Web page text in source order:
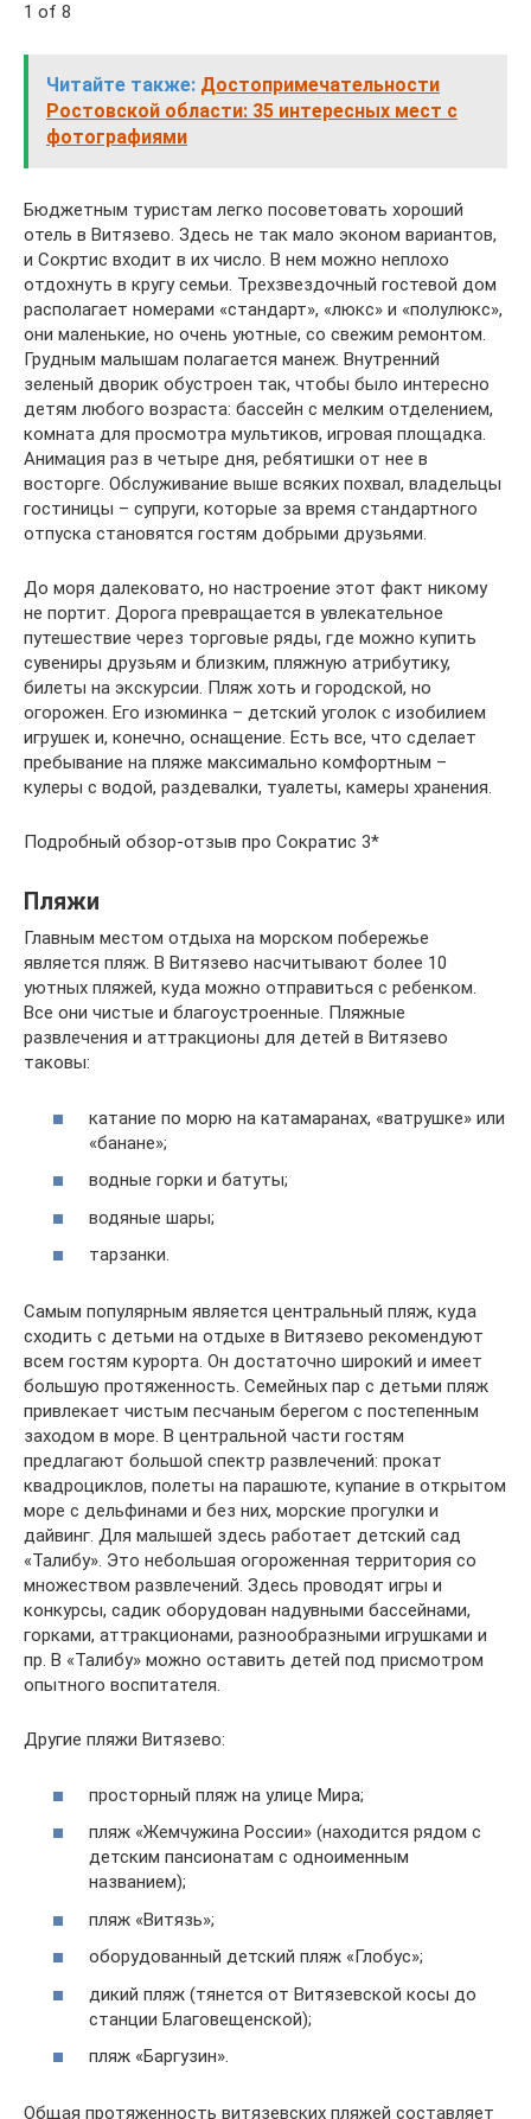
1 of 8
Читайте также: Достопримечательности
Ростовской области: 35 интересных мест с
фотографиями
Бюджетным туристам легко посоветовать хороший
отель в Витязево. Здесь не так мало эконом вариантов,
и Сокртис входит в их число. В нем можно неплохо
отдохнуть в кругу семьи. Трехзвездочный гостевой дом
располагает номерами «стандарт», «люкс» и «полулюкс»,
они маленькие, но очень уютные, со свежим ремонтом.
Грудным малышам полагается манеж. Внутренний
зеленый дворик обустроен так, чтобы было интересно
детям любого возраста: бассейн с мелким отделением,
комната для просмотра мультиков, игровая площадка.
Анимация раз в четыре дня, ребятишки от нее в
восторге. Обслуживание выше всяких похвал, владельцы
гостиницы – супруги, которые за время стандартного
отпуска становятся гостям добрыми друзьями.
До моря далековато, но настроение этот факт никому
не портит. Дорога превращается в увлекательное
путешествие через торговые ряды, где можно купить
сувениры друзьям и близким, пляжную атрибутику,
билеты на экскурсии. Пляж хоть и городской, но
огорожен. Его изюминка – детский уголок с изобилием
игрушек и, конечно, оснащение. Есть все, что сделает
пребывание на пляже максимально комфортным –
кулеры с водой, раздевалки, туалеты, камеры хранения.
Подробный обзор-отзыв про Сократис 3*
Пляжи
Главным местом отдыха на морском побережье
является пляж. В Витязево насчитывают более 10
уютных пляжей, куда можно отправиться с ребенком.
Все они чистые и благоустроенные. Пляжные
развлечения и аттракционы для детей в Витязево
таковы:
катание по морю на катамаранах, «ватрушке» или
«банане»;
водные горки и батуты;
водяные шары;
тарзанки.
Самым популярным является центральный пляж, куда
сходить с детьми на отдыхе в Витязево рекомендуют
всем гостям курорта. Он достаточно широкий и имеет
большую протяженность. Семейных пар с детьми пляж
привлекает чистым песчаным берегом с постепенным
заходом в море. В центральной части гостям
предлагают большой спектр развлечений: прокат
квадроциклов, полеты на парашюте, купание в открытом
море с дельфинами и без них, морские прогулки и
дайвинг. Для малышей здесь работает детский сад
«Талибу». Это небольшая огороженная территория со
множеством развлечений. Здесь проводят игры и
конкурсы, садик оборудован надувными бассейнами,
горками, аттракционами, разнообразными игрушками и
пр. В «Талибу» можно оставить детей под присмотром
опытного воспитателя.
Другие пляжи Витязево:
просторный пляж на улице Мира;
пляж «Жемчужина России» (находится рядом с
детским пансионатам с одноименным
названием);
пляж «Витязь»;
оборудованный детский пляж «Глобус»;
дикий пляж (тянется от Витязевской косы до
станции Благовещенской);
пляж «Баргузин».
Общая протяженность витязевских пляжей составляет